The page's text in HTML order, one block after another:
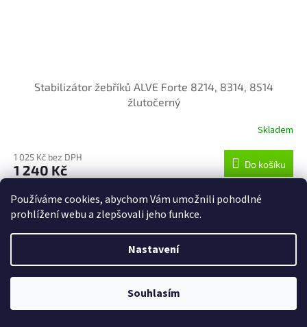
Používáme cookies, abychom Vám umožnili pohodlné
prohlížení webu a zlepšovali jeho funkce.
Nastavení
Souhlasím
Stabilizátor žebříků ALVE Forte 8214, 8314, 8514
žlutočerný
Skladem
1 025 Kč bez DPH
1 240 Kč Do košíku
Náhradní stabilizátor pro žebřík ALVE Forte 8214, 8314, 8514, výška
1100mm, profil 64x25, rozteč děr 395mm.
Kód:70100051R